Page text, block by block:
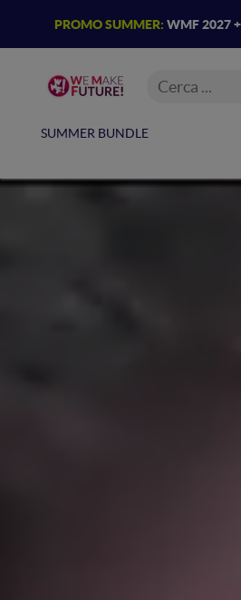
PROMO SUMMER: WMF 2027
SUMMER BUNDLE